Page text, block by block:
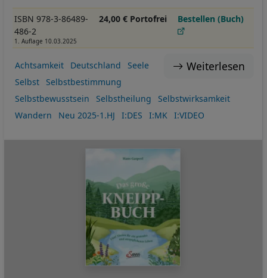
ISBN 978-3-86489-
486-2
1. Auflage 10.03.2025
24,00 € Portofrei Bestellen (Buch)
Weiterlesen
Achtsamkeit Deutschland
Seele
Selbst
Selbstbestimmung
Selbstbewusstsein
Selbstheilung
Selbstwirksamkeit
Wandern
Neu 2025-1.HJ I:DES I:MK I:VIDEO